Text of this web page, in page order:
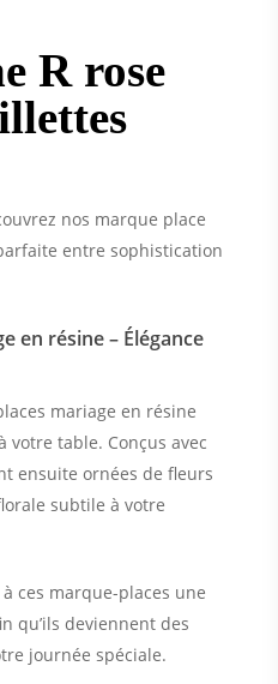
R rose
nos marque place
entre sophistication
en résine – Élégance
mariage en résine
table. Conçus avec
ensuite ornées de fleurs
subtile à votre
ces marque-places une
qu’ils deviennent des
journée spéciale.